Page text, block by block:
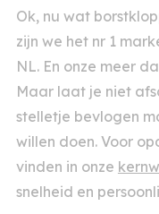
Ok, nu wat
zijn we het nr 1
NL. En onze meer
Maar laat je niet
stelletje bevlogen
willen doen. Voor
vinden in onze
snelheid en